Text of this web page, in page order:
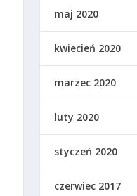
maj 2020
kwiecień 2020
marzec 2020
luty 2020
styczeń 2020
czerwiec 2017